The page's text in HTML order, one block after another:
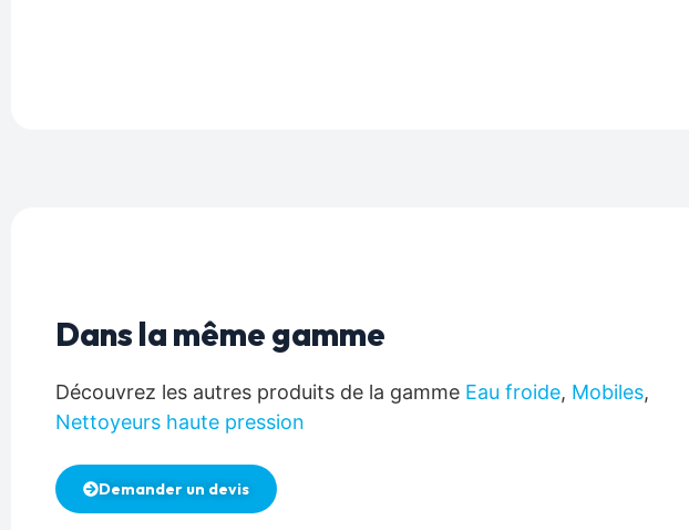
Dans la même gamme
Découvrez les autres produits de la gamme Eau froide, Mobiles,
Nettoyeurs haute pression
Demander un devis